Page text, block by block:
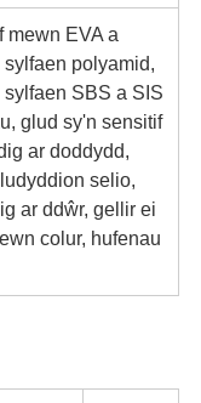
mewn EVA a
polyamid,
SBS a SIS
glud sy'n sensitif
ar doddydd,
selio,
ar ddŵr, gellir ei
colur, hufenau